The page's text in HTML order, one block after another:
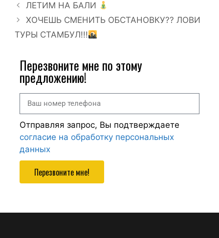
ЛЕТИМ НА БАЛИ
ХОЧЕШЬ СМЕНИТЬ ОБСТАНОВКУ?? ЛОВИ
ТУРЫ СТАМБУЛ!!!
Перезвоните мне по этому
предложению!
Отправляя запрос, Вы подтверждаете
согласие на обработку персональных
данных
Перезвоните мне!